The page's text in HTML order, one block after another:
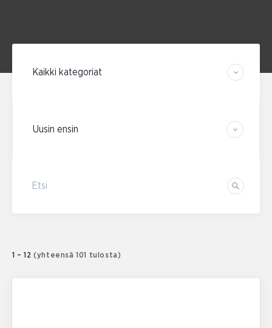
Etsi
1 – 12 (yhteensä 101 tulosta)